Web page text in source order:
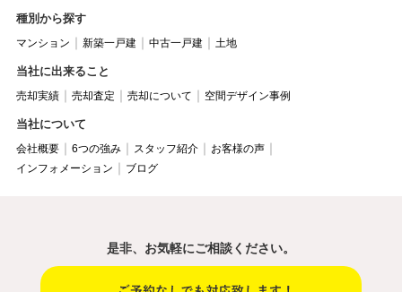
種別から探す
マンション 新築一戸建 中古一戸建 土地
当社に出来ること
売却実績 売却査定 売却について 空間デザイン事例
当社について
会社概要 6つの強み スタッフ紹介
お客様の声
インフォメーション
ブログ
是非、お気軽にご相談ください。